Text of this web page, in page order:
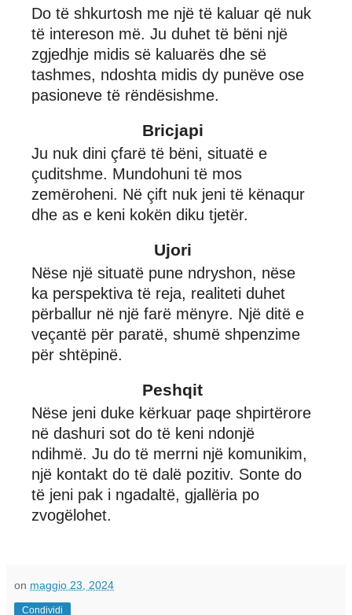
Do të shkurtosh me një të kaluar që nuk
të intereson më. Ju duhet të bëni një
zgjedhje midis së kaluarës dhe së
tashmes, ndoshta midis dy punëve ose
pasioneve të rëndësishme.
Bricjapi
Ju nuk dini çfarë të bëni, situatë e
çuditshme. Mundohuni të mos
zemëroheni. Në çift nuk jeni të kënaqur
dhe as e keni kokën diku tjetër.
Ujori
Nëse një situatë pune ndryshon, nëse
ka perspektiva të reja, realiteti duhet
përballur në një farë mënyre. Një ditë e
veçantë për paratë, shumë shpenzime
për shtëpinë.
Peshqit
Nëse jeni duke kërkuar paqe shpirtërore
në dashuri sot do të keni ndonjë
ndihmë. Ju do të merrni një komunikim,
një kontakt do të dalë pozitiv. Sonte do
të jeni pak i ngadaltë, gjallëria po
zvogëlohet.
on maggio 23, 2024
Condividi